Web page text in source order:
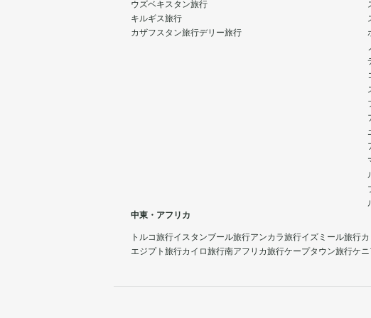
ウズベキスタン旅行
キルギス旅行
カザフスタン旅行デリー旅行
中東・アフリカ
トルコ旅行イスタンブール旅行アンカラ旅行イズミール旅行
エジプト旅行カイロ旅行南アフリカ旅行ケープタウン旅行ケ